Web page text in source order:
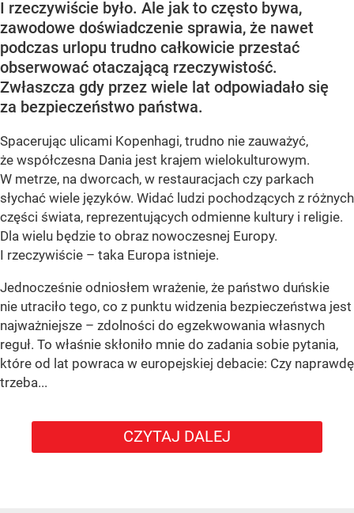
I rzeczywiście było. Ale jak to często bywa,
zawodowe doświadczenie sprawia, że nawet
podczas urlopu trudno całkowicie przestać
obserwować otaczającą rzeczywistość.
Zwłaszcza gdy przez wiele lat odpowiadało się
za bezpieczeństwo państwa.
Spacerując ulicami Kopenhagi, trudno nie zauważyć,
że współczesna Dania jest krajem wielokulturowym.
W metrze, na dworcach, w restauracjach czy parkach
słychać wiele języków. Widać ludzi pochodzących z różnych
części świata, reprezentujących odmienne kultury i religie.
Dla wielu będzie to obraz nowoczesnej Europy.
I rzeczywiście – taka Europa istnieje.
Jednocześnie odniosłem wrażenie, że państwo duńskie
nie utraciło tego, co z punktu widzenia bezpieczeństwa jest
najważniejsze – zdolności do egzekwowania własnych
reguł. To właśnie skłoniło mnie do zadania sobie pytania,
które od lat powraca w europejskiej debacie: Czy naprawdę
trzeba...
CZYTAJ DALEJ